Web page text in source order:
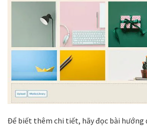
Để biết thêm chi tiết, hãy đọc bài hướng